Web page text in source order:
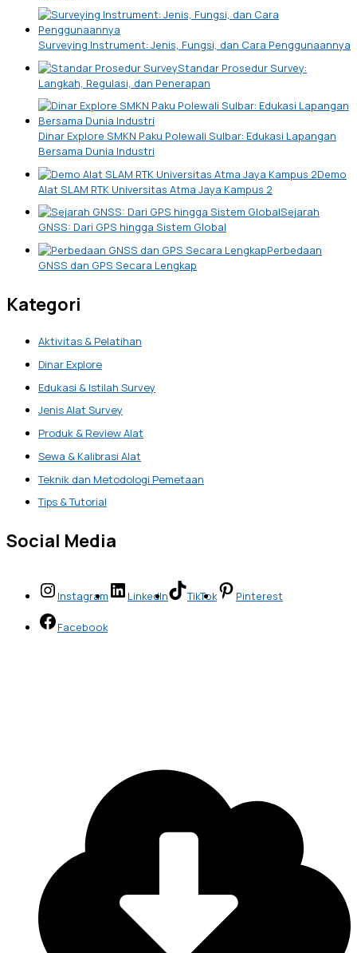
Surveying Instrument: Jenis, Fungsi, dan Cara Penggunaannya
Standar Prosedur Survey:
Langkah, Regulasi, dan Penerapan
Dinar Explore SMKN Paku Polewali Sulbar: Edukasi Lapangan
Bersama Dunia Industri
Demo
Alat SLAM RTK Universitas Atma Jaya Kampus 2
Sejarah
GNSS: Dari GPS hingga Sistem Global
Perbedaan
GNSS dan GPS Secara Lengkap
Kategori
Aktivitas & Pelatihan
Dinar Explore
Edukasi & Istilah Survey
Jenis Alat Survey
Produk & Review Alat
Sewa & Kalibrasi Alat
Teknik dan Metodologi Pemetaan
Tips & Tutorial
Social Media
Instagram LinkedIn TikTok Pinterest
Facebook